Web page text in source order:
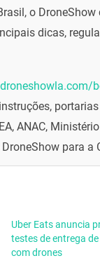
o
dicas,
ANAC,
para a
Uber Eats anuncia
testes de entrega
com drones